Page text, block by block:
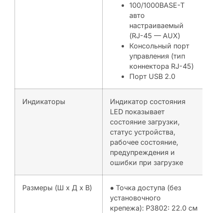
100/1000BASE-T
авто
настраиваемый
(RJ-45 — AUX)
Консольный порт
управления (тип
коннектора RJ-45)
Порт USB 2.0
Индикаторы
Индикатор состояния
LED показывает
состояние загрузки,
статус устройства,
рабочее состояние,
предупреждения и
ошибки при загрузке
Размеры (Ш x Д x В)
● Точка доступа (без
установочного
крепежа): P3802: 22.0 см